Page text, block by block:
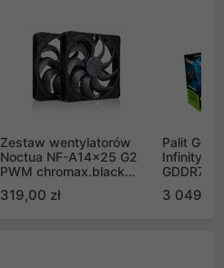
Zestaw wentylatorów
Noctua NF-A14x25 G2
PWM chromax.black
Push Pull (2szt)
319,00 zł
Palit
Infinity 3
GDDR7
GB2050S)
3 049,00